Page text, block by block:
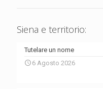
Siena e territorio:
Tutelare un nome
6 Agosto 2026